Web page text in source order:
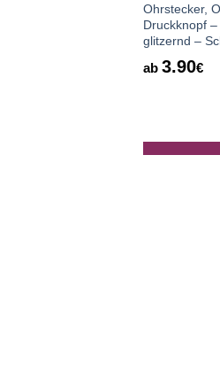
Ohrstecker,
Druckknopf
glitzernd –
ab 3.90€